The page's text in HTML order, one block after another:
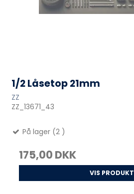
1/2 Låsetop 21mm
ZZ
ZZ_13671_43
På lager (2 )
175,00 DKK
VIS PRODUKT